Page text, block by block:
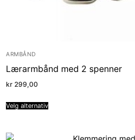
ARMBÅND
Lærarmbånd med 2 spenner
kr 299,00
Velg alternativ